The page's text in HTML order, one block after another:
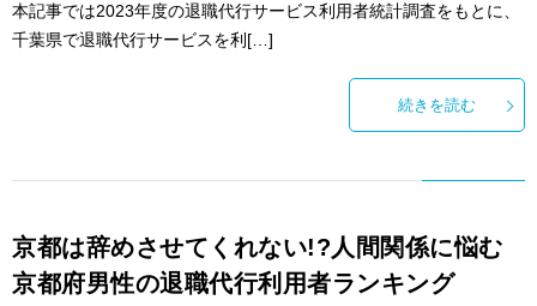
本記事では2023年度の退職代行サービス利用者統計調査をもとに、
千葉県で退職代行サービスを利[…]
続きを読む
京都は辞めさせてくれない!?人間関係に悩む
京都府男性の退職代行利用者ランキング